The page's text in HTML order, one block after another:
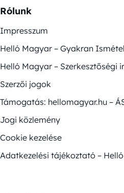
Rólunk
Impresszum
Helló Magyar – Gyakran
Helló Magyar – Szerkesztőségi
Szerzői jogok
Támogatás: hellomagyar.hu –
Jogi közlemény
Cookie kezelése
Adatkezelési tájékoztató –